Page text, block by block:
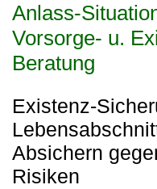
Anlass-
Vorsorge- u.
Beratung
Existenz-
Absichern
Risiken